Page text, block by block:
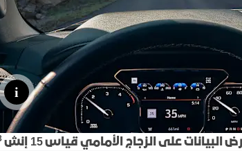
إبتداءً من : *551,000 د.أ
هامر SUV EV
على الزجاج الأمامي قياس 15 إنش